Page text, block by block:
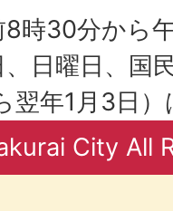
8時30分から
、日曜日、国
翌年1月3日
City All